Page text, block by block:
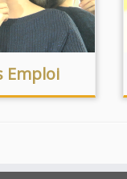
Emploi